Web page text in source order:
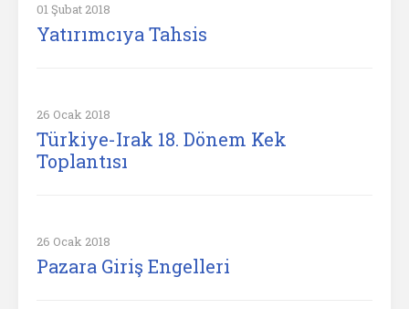
01 Şubat 2018
Yatırımcıya Tahsis
26 Ocak 2018
Türkiye-Irak 18. Dönem Kek
Toplantısı
26 Ocak 2018
Pazara Giriş Engelleri